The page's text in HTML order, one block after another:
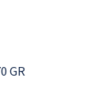
GR